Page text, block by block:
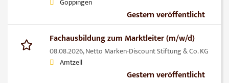
Göppingen
Gestern veröffentlicht
Fachausbildung zum Marktleiter (m/w/d)
08.08.2026,Netto Marken-Discount Stiftung & Co. KG
Amtzell
Gestern veröffentlicht